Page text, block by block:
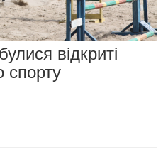
відкриті
спорту